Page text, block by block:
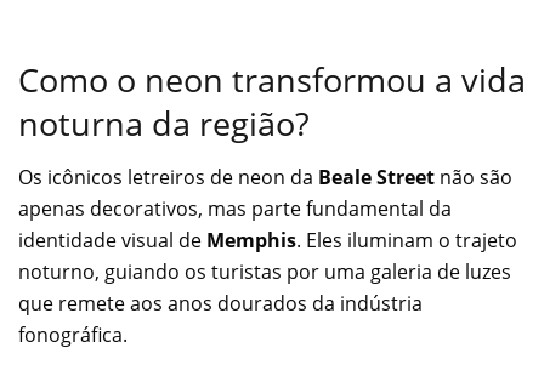
Como o neon transformou a vida
noturna da região?
Os icônicos letreiros de neon da Beale Street não são
apenas decorativos, mas parte fundamental da
identidade visual de Memphis. Eles iluminam o trajeto
noturno, guiando os turistas por uma galeria de luzes
que remete aos anos dourados da indústria
fonográfica.